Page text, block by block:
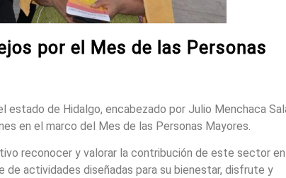
por el Mes de las Personas
estado de Hidalgo, encabezado por Julio Menchaca
en el marco del Mes de las Personas Mayores.
reconocer y valorar la contribución de este sector
de actividades diseñadas para su bienestar, disfrute y